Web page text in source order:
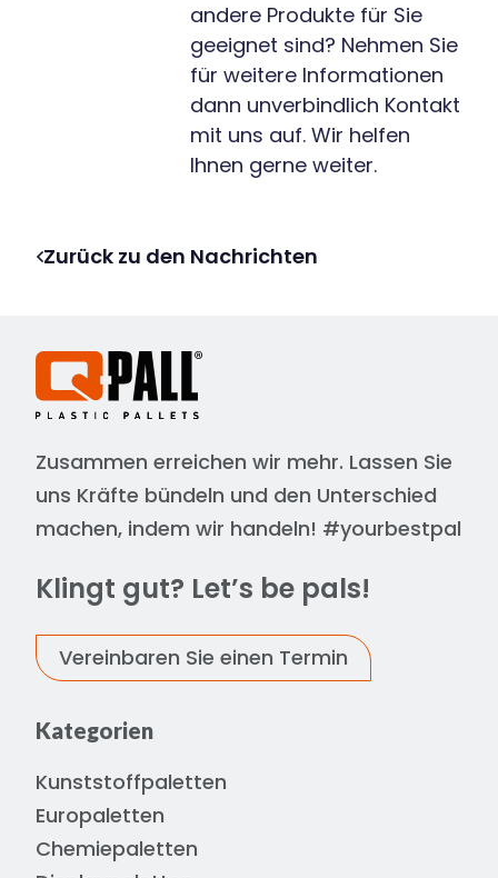
andere Produkte für Sie
geeignet sind? Nehmen Sie
für weitere Informationen
dann unverbindlich Kontakt
mit uns auf. Wir helfen
Ihnen gerne weiter.
Zurück zu den Nachrichten
Zusammen erreichen wir mehr. Lassen Sie
uns Kräfte bündeln und den Unterschied
machen, indem wir handeln! #yourbestpal
Klingt gut? Let’s be pals!
Vereinbaren Sie einen Termin
Kategorien
Kunststoffpaletten
Europaletten
Chemiepaletten